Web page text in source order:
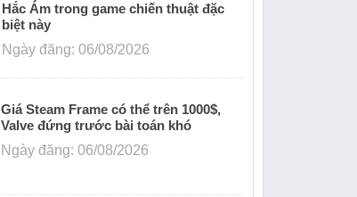
Hắc Ám trong game chiến thuật đặc
biệt này
Ngày đăng: 06/08/2026
Giá Steam Frame có thể trên 1000$,
Valve đứng trước bài toán khó
Ngày đăng: 06/08/2026